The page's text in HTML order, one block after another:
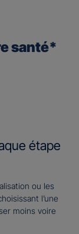
santé*
étape
ou les
l’une
moins voire